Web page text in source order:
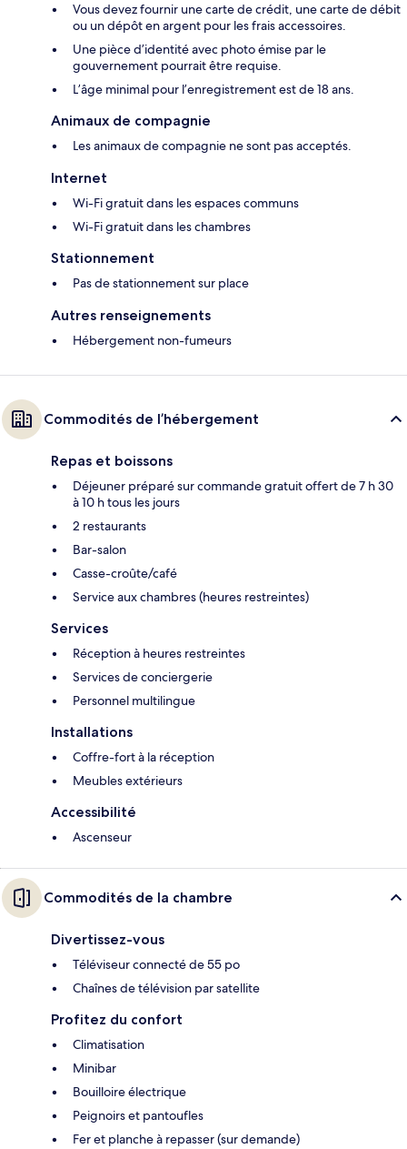
Vous devez fournir une carte de crédit, une carte de débit
ou un dépôt en argent pour les frais accessoires.
Une pièce d’identité avec photo émise par le
gouvernement pourrait être requise.
L’âge minimal pour l’enregistrement est de 18 ans.
Animaux de compagnie
Les animaux de compagnie ne sont pas acceptés.
Internet
Wi-Fi gratuit dans les espaces communs
Wi-Fi gratuit dans les chambres
Stationnement
Pas de stationnement sur place
Autres renseignements
Hébergement non-fumeurs
Commodités de l’hébergement
Repas et boissons
Déjeuner préparé sur commande gratuit offert de 7 h 30
à 10 h tous les jours
2 restaurants
Bar-salon
Casse-croûte/café
Service aux chambres (heures restreintes)
Services
Réception à heures restreintes
Services de conciergerie
Personnel multilingue
Installations
Coffre-fort à la réception
Meubles extérieurs
Accessibilité
Ascenseur
Commodités de la chambre
Divertissez-vous
Téléviseur connecté de 55 po
Chaînes de télévision par satellite
Profitez du confort
Climatisation
Minibar
Bouilloire électrique
Peignoirs et pantoufles
Fer et planche à repasser (sur demande)